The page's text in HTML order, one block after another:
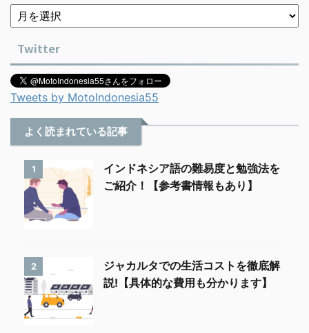
Twitter
Tweets by MotoIndonesia55
よく読まれている記事
1
インドネシア語の難易度と勉強法を
ご紹介！【参考書情報もあり】
2
ジャカルタでの生活コストを徹底解
説!【具体的な費用も分かります】